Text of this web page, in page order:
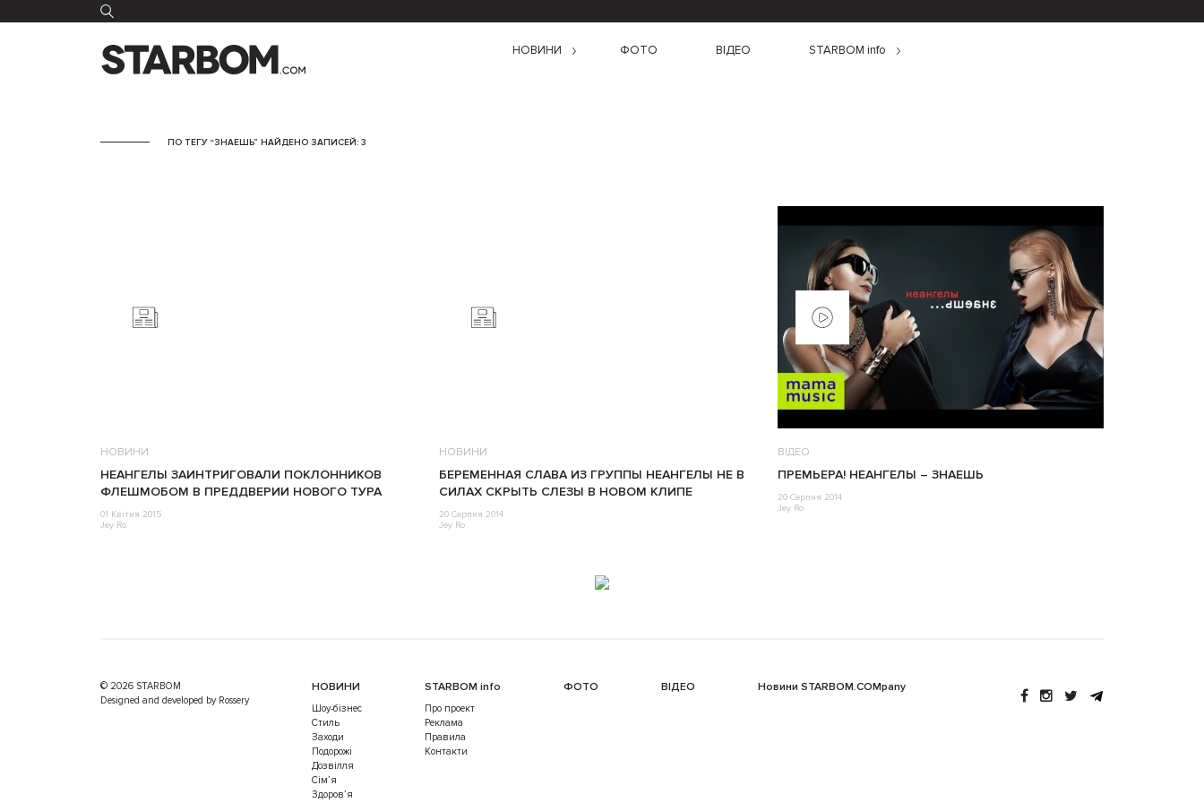
НОВИНИ ФОТО ВІДЕО STARBOM info
ПО ТЕГУ “ЗНАЕШЬ” НАЙДЕНО ЗАПИСЕЙ: 3
НОВИНИ
НЕАНГЕЛЫ ЗАИНТРИГОВАЛИ ПОКЛОННИКОВ
ФЛЕШМОБОМ В ПРЕДДВЕРИИ НОВОГО ТУРА
01 Квітня 2015
Jey Ro
НОВИНИ
БЕРЕМЕННАЯ СЛАВА ИЗ ГРУППЫ НЕАНГЕЛЫ НЕ В
СИЛАХ СКРЫТЬ СЛЕЗЫ В НОВОМ КЛИПЕ
20 Серпня 2014
Jey Ro
ВІДЕО
ПРЕМЬЕРА! НЕАНГЕЛЫ – ЗНАЕШЬ
20 Серпня 2014
Jey Ro
© 2026 STARBOM
Designed and developed by Rossery
НОВИНИ
Шоу-бізнес
Стиль
Заходи
Подорожі
Дозвілля
Cім’я
Здоров’я
STARBOM info
Про проект
Реклама
Правила
Контакти
ФОТО ВІДЕО Новини STARBOM.COMpany